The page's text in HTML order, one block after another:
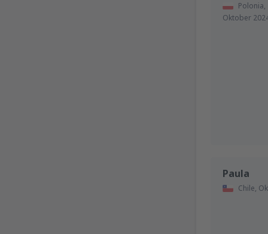
Polonia,
Oktober
Paula
Chile,